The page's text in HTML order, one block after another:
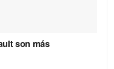
son más